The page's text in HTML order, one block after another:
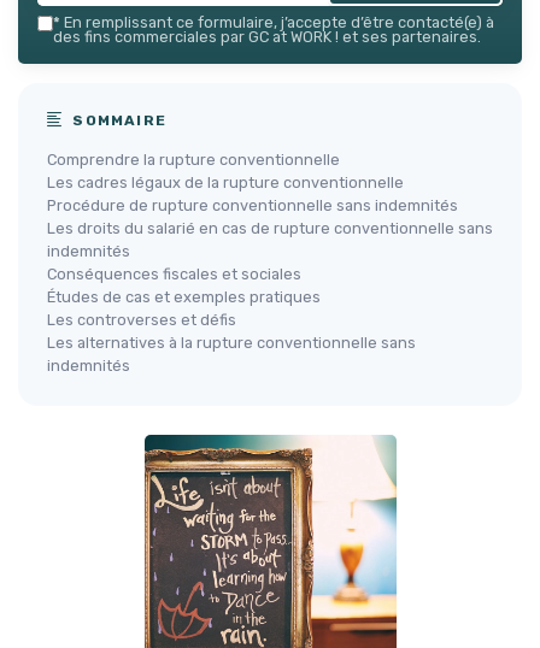
* En remplissant ce formulaire, j’accepte d’être contacté(e) à
des fins commerciales par GC at WORK ! et ses partenaires.
SOMMAIRE
Comprendre la rupture conventionnelle
Les cadres légaux de la rupture conventionnelle
Procédure de rupture conventionnelle sans indemnités
Les droits du salarié en cas de rupture conventionnelle sans
indemnités
Conséquences fiscales et sociales
Études de cas et exemples pratiques
Les controverses et défis
Les alternatives à la rupture conventionnelle sans
indemnités